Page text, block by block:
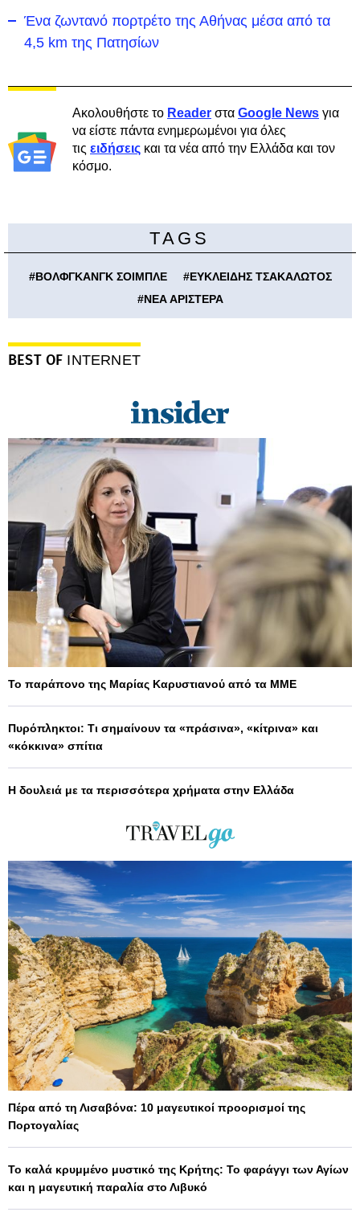
Ένα ζωντανό πορτρέτο της Αθήνας μέσα από τα
4,5 km της Πατησίων
Ακολουθήστε το Reader στα Google News για
να είστε πάντα ενημερωμένοι για όλες
τις ειδήσεις και τα νέα από την Ελλάδα και τον
κόσμο.
TAGS
#ΒΟΛΦΓΚΑΝΓΚ ΣΟΙΜΠΛΕ #ΕΥΚΛΕΙΔΗΣ ΤΣΑΚΑΛΩΤΟΣ
#ΝΕΑ ΑΡΙΣΤΕΡΑ
BEST OF INTERNET
Το παράπονο της Μαρίας Καρυστιανού από τα ΜΜΕ
Πυρόπληκτοι: Τι σημαίνουν τα «πράσινα», «κίτρινα» και
«κόκκινα» σπίτια
Η δουλειά με τα περισσότερα χρήματα στην Ελλάδα
Πέρα από τη Λισαβόνα: 10 μαγευτικοί προορισμοί της
Πορτογαλίας
Το καλά κρυμμένο μυστικό της Κρήτης: Το φαράγγι των Αγίων
και η μαγευτική παραλία στο Λιβυκό